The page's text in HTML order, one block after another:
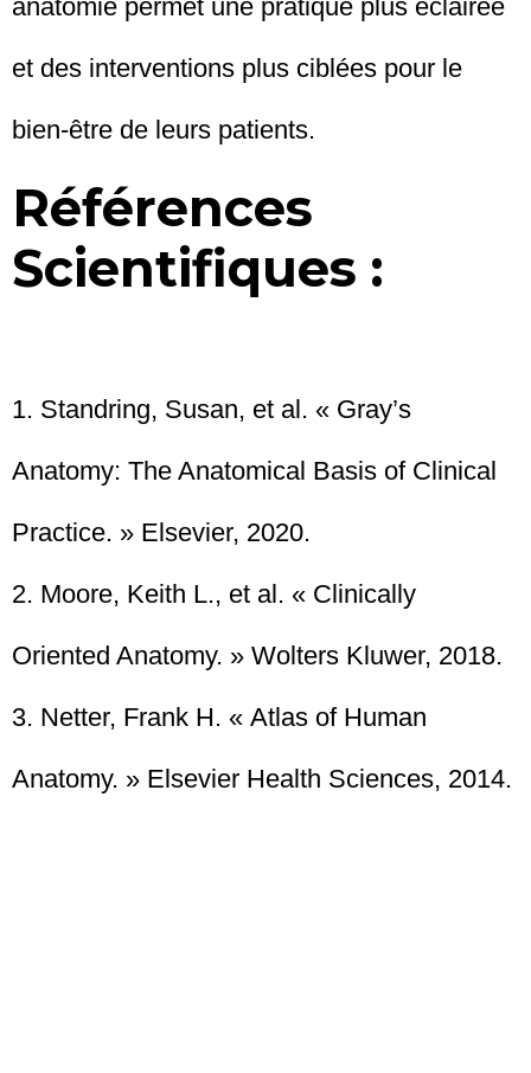
anatomie permet une pratique plus éclairée
et des interventions plus ciblées pour le
bien-être de leurs patients.
Références
Scientifiques :
1. Standring, Susan, et al. « Gray’s
Anatomy: The Anatomical Basis of Clinical
Practice. » Elsevier, 2020.
2. Moore, Keith L., et al. « Clinically
Oriented Anatomy. » Wolters Kluwer, 2018.
3. Netter, Frank H. « Atlas of Human
Anatomy. » Elsevier Health Sciences, 2014.